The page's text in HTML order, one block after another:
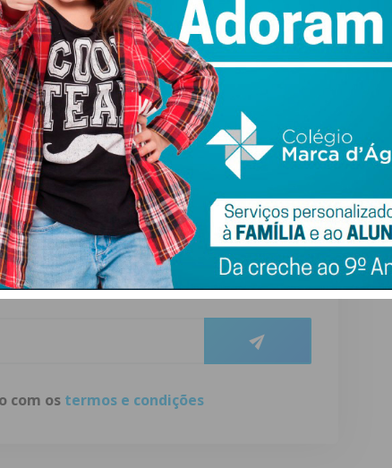
os políticos, os vários órgãos de soberania, todos os
para se tornar benigna ao relacionamento humano,
as componentes da razão e espirituais – no fim a
que tão necessário se torna.
.
do Imediato
e obtenha de forma regular a informação
atualizada.
com os termos e condições